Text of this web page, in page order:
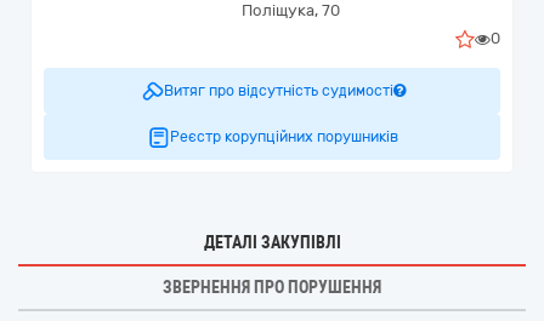
Поліщука, 70
0
Витяг про відсутність судимості
Реєстр корупційних порушників
ДЕТАЛІ ЗАКУПІВЛІ
ЗВЕРНЕННЯ ПРО ПОРУШЕННЯ